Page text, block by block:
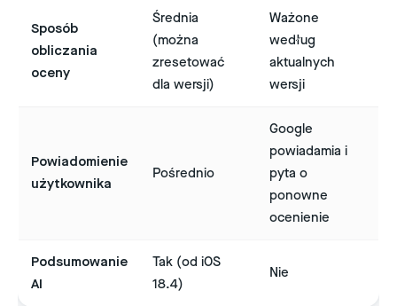
Sposób
obliczania
oceny
Średnia
(można
zresetować
dla wersji)
Ważone
według
aktualnych
wersji
Powiadomienie
użytkownika
Pośrednio
Google
powiadamia i
pyta o
ponowne
ocenienie
Podsumowanie
AI
Tak (od iOS
18.4)
Nie